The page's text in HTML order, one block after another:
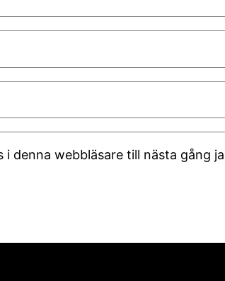
denna webbläsare till nästa gång